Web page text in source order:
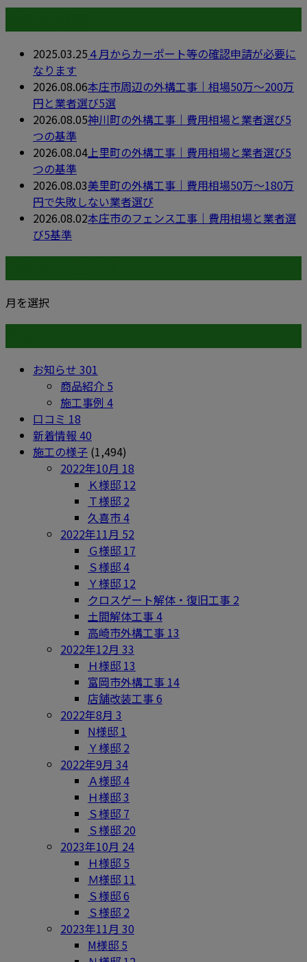
2025.03.25４月からカーポート等の確認申請が必要に
なります
2026.08.06本庄市周辺の外構工事｜相場50万〜200万
円と業者選び5選
2026.08.05神川町の外構工事｜費用相場と業者選び5
つの基準
2026.08.04上里町の外構工事｜費用相場と業者選び5
つの基準
2026.08.03美里町の外構工事｜費用相場50万〜180万
円で失敗しない業者選び
2026.08.02本庄市のフェンス工事｜費用相場と業者選
び5基準
月を選択
お知らせ 301
商品紹介 5
施工事例 4
口コミ 18
新着情報 40
施工の様子 (1,494)
2022年10月 18
Ｋ様邸 12
Ｔ様邸 2
久喜市4
2022年11月 52
Ｇ様邸 17
Ｓ様邸4
Ｙ様邸 12
クロスゲート解体・復旧工事 2
土間解体工事4
高崎市外構工事 13
2022年12月 33
Ｈ様邸 13
富岡市外構工事 14
店舗改装工事6
2022年8月 3
N様邸 1
Ｙ様邸 2
2022年9月 34
Ａ様邸4
Ｈ様邸3
Ｓ様邸 7
Ｓ様邸 20
2023年10月 24
Ｈ様邸 5
Ｍ様邸 11
Ｓ様邸6
Ｓ様邸 2
2023年11月 30
M様邸 5